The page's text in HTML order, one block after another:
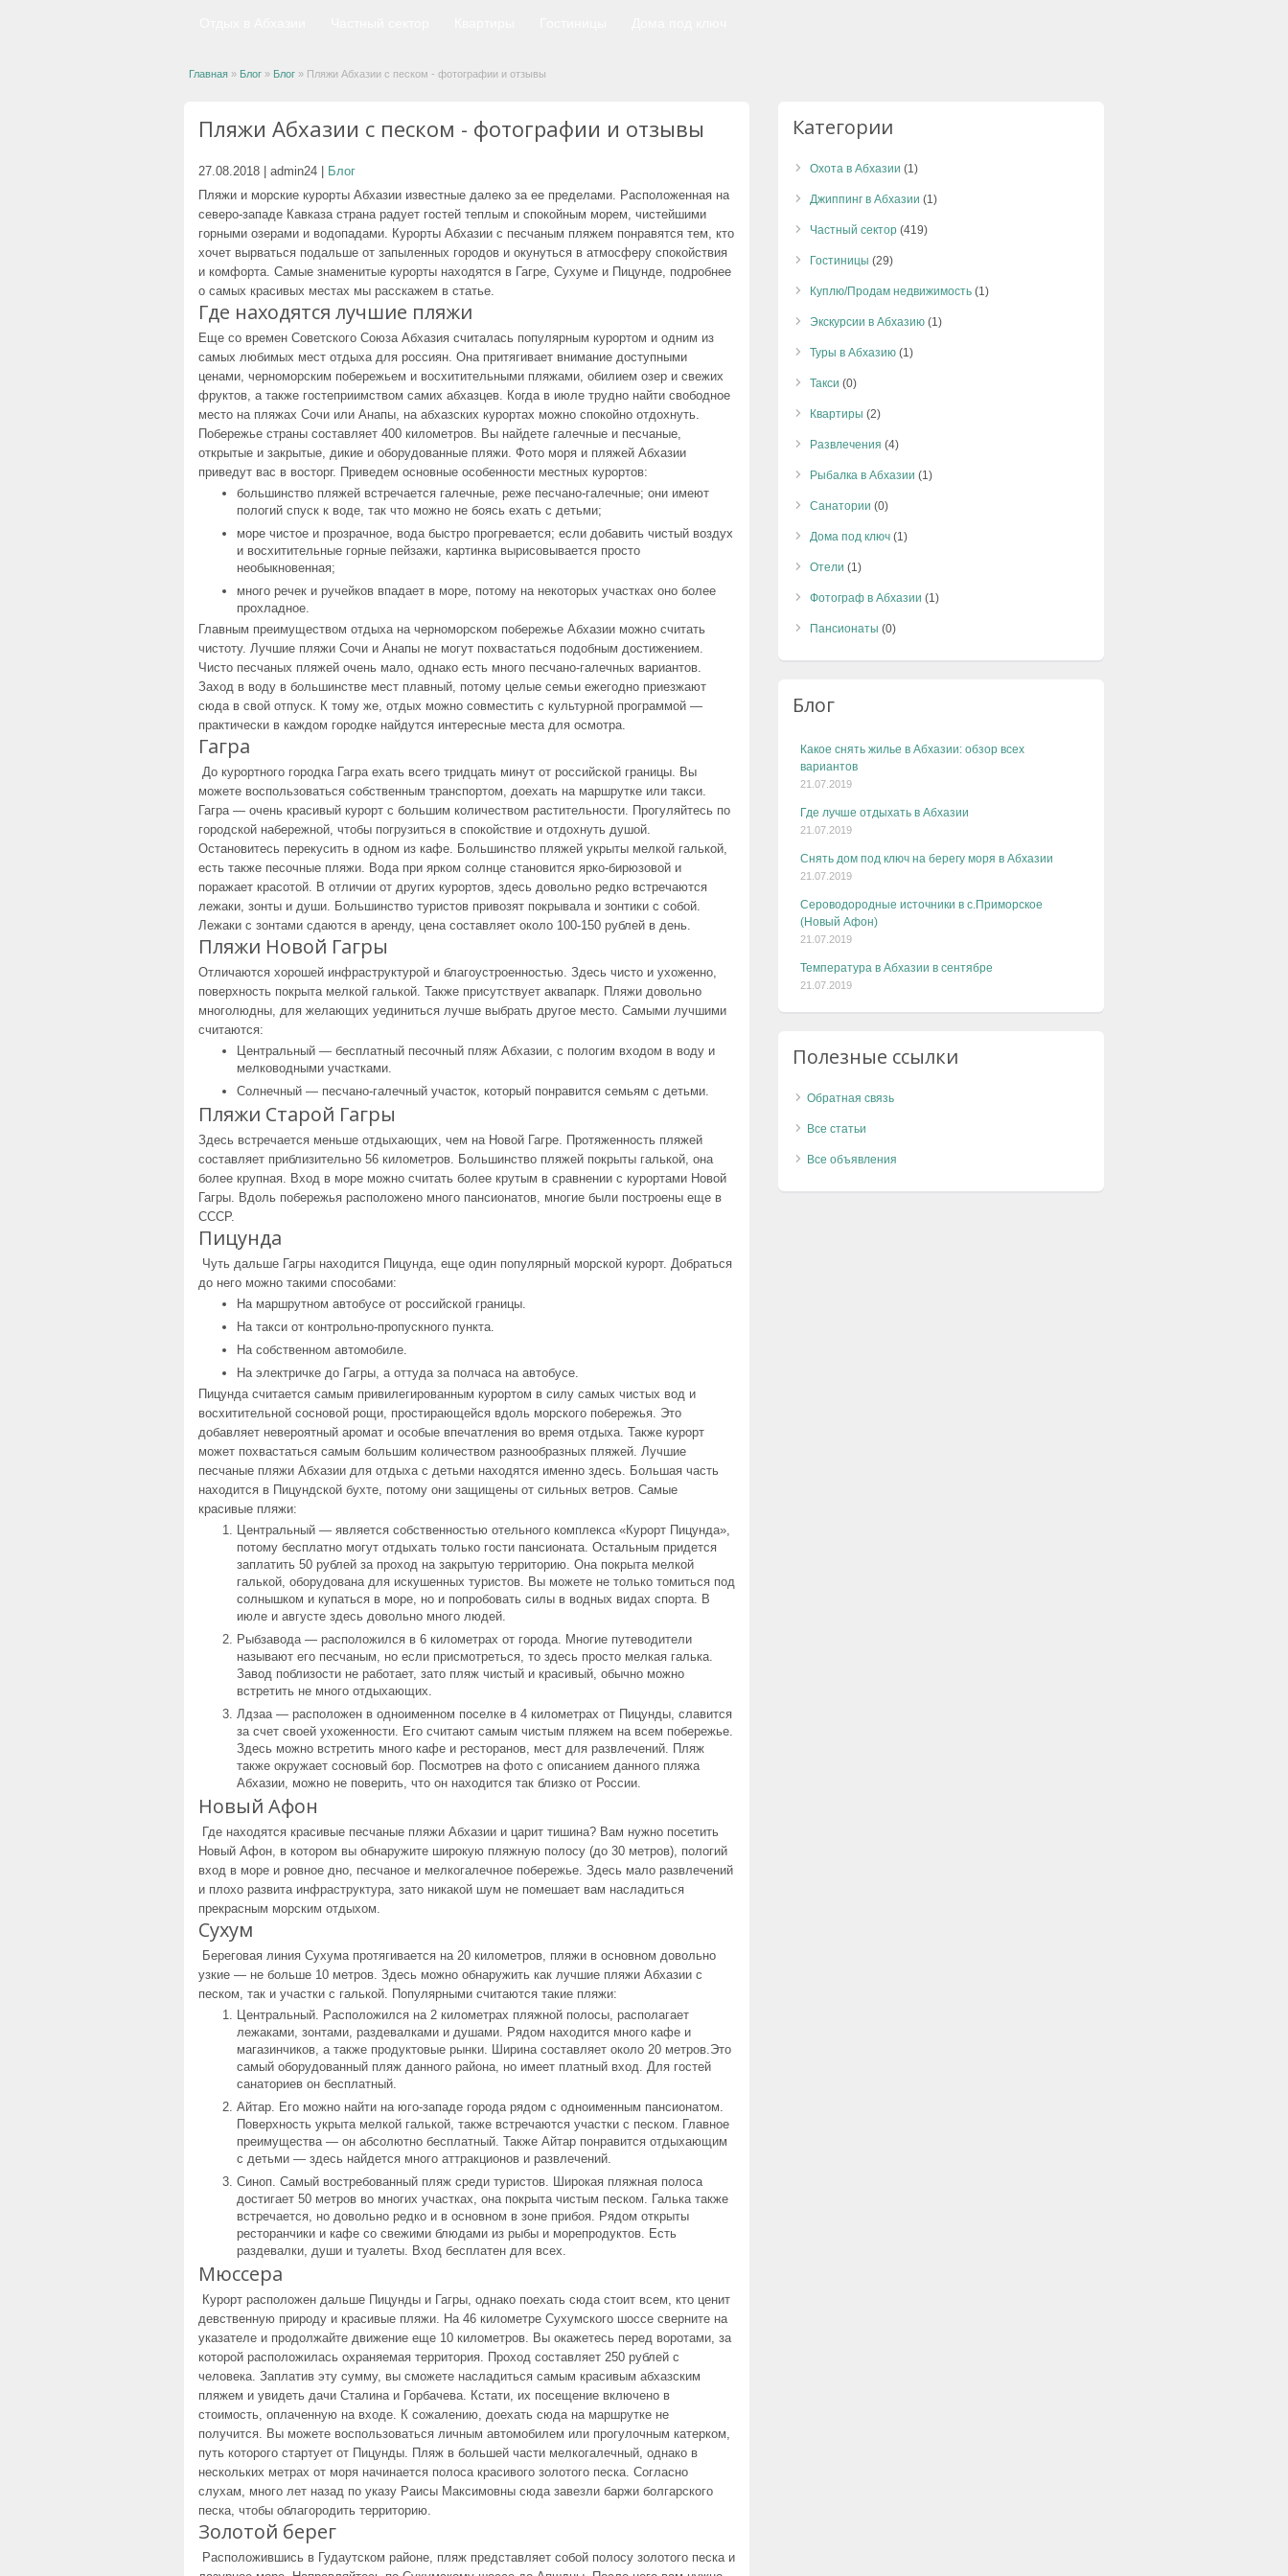
Главная » Блог » Блог » Пляжи Абхазии с песком - фотографии и отзывы
Пляжи Абхазии с песком - фотографии и отзывы
27.08.2018 admin24
Блог
Пляжи и морские курорты Абхазии известные далеко за ее пределами. Расположенная на
северо-западе Кавказа страна радует гостей теплым и спокойным морем, чистейшими
горными озерами и водопадами. Курорты Абхазии с песчаным пляжем понравятся тем, кто
хочет вырваться подальше от запыленных городов и окунуться в атмосферу спокойствия
и комфорта. Самые знаменитые курорты находятся в Гагре, Сухуме и Пицунде, подробнее
о самых красивых местах мы расскажем в статье.
Где находятся лучшие пляжи
Еще со времен Советского Союза Абхазия считалась популярным курортом и одним из
самых любимых мест отдыха для россиян. Она притягивает внимание доступными
ценами, черноморским побережьем и восхитительными пляжами, обилием озер и свежих
фруктов, а также гостеприимством самих абхазцев. Когда в июле трудно найти свободное
место на пляжах Сочи или Анапы, на абхазских курортах можно спокойно отдохнуть.
Побережье страны составляет 400 километров. Вы найдете галечные и песчаные,
открытые и закрытые, дикие и оборудованные пляжи. Фото моря и пляжей Абхазии
приведут вас в восторг. Приведем основные особенности местных курортов:
большинство пляжей встречается галечные, реже песчано-галечные; они имеют
пологий спуск к воде, так что можно не боясь ехать с детьми;
море чистое и прозрачное, вода быстро прогревается; если добавить чистый воздух
и восхитительные горные пейзажи, картинка вырисовывается просто
необыкновенная;
много речек и ручейков впадает в море, потому на некоторых участках оно более
прохладное.
Главным преимуществом отдыха на черноморском побережье Абхазии можно считать
чистоту. Лучшие пляжи Сочи и Анапы не могут похвастаться подобным достижением.
Чисто песчаных пляжей очень мало, однако есть много песчано-галечных вариантов.
Заход в воду в большинстве мест плавный, потому целые семьи ежегодно приезжают
сюда в свой отпуск. К тому же, отдых можно совместить с культурной программой —
практически в каждом городке найдутся интересные места для осмотра.
Гагра
До курортного городка Гагра ехать всего тридцать минут от российской границы. Вы
можете воспользоваться собственным транспортом, доехать на маршрутке или такси.
Гагра — очень красивый курорт с большим количеством растительности. Прогуляйтесь по
городской набережной, чтобы погрузиться в спокойствие и отдохнуть душой.
Остановитесь перекусить в одном из кафе. Большинство пляжей укрыты мелкой галькой,
есть также песочные пляжи. Вода при ярком солнце становится ярко-бирюзовой и
поражает красотой. В отличии от других курортов, здесь довольно редко встречаются
лежаки, зонты и души. Большинство туристов привозят покрывала и зонтики с собой.
Лежаки с зонтами сдаются в аренду, цена составляет около 100-150 рублей в день.
Пляжи Новой Гагры
Отличаются хорошей инфраструктурой и благоустроенностью. Здесь чисто и ухоженно,
поверхность покрыта мелкой галькой. Также присутствует аквапарк. Пляжи довольно
многолюдны, для желающих уединиться лучше выбрать другое место. Самыми лучшими
считаются:
Центральный — бесплатный песочный пляж Абхазии, с пологим входом в воду и
мелководными участками.
Солнечный — песчано-галечный участок, который понравится семьям с детьми.
Пляжи Старой Гагры
Здесь встречается меньше отдыхающих, чем на Новой Гагре. Протяженность пляжей
составляет приблизительно 56 километров. Большинство пляжей покрыты галькой, она
более крупная. Вход в море можно считать более крутым в сравнении с курортами Новой
Гагры. Вдоль побережья расположено много пансионатов, многие были построены еще в
СССР.
Пицунда
Чуть дальше Гагры находится Пицунда, еще один популярный морской курорт. Добраться
до него можно такими способами:
На маршрутном автобусе от российской границы.
На такси от контрольно-пропускного пункта.
На собственном автомобиле.
На электричке до Гагры, а оттуда за полчаса на автобусе.
Пицунда считается самым привилегированным курортом в силу самых чистых вод и
восхитительной сосновой рощи, простирающейся вдоль морского побережья. Это
добавляет невероятный аромат и особые впечатления во время отдыха. Также курорт
может похвастаться самым большим количеством разнообразных пляжей. Лучшие
песчаные пляжи Абхазии для отдыха с детьми находятся именно здесь. Большая часть
находится в Пицундской бухте, потому они защищены от сильных ветров. Самые
красивые пляжи:
Центральный — является собственностью отельного комплекса «Курорт Пицунда»,
потому бесплатно могут отдыхать только гости пансионата. Остальным придется
заплатить 50 рублей за проход на закрытую территорию. Она покрыта мелкой
галькой, оборудована для искушенных туристов. Вы можете не только томиться под
солнышком и купаться в море, но и попробовать силы в водных видах спорта. В
июле и августе здесь довольно много людей.
Рыбзавода — расположился в 6 километрах от города. Многие путеводители
называют его песчаным, но если присмотреться, то здесь просто мелкая галька.
Завод поблизости не работает, зато пляж чистый и красивый, обычно можно
встретить не много отдыхающих.
Лдзаа — расположен в одноименном поселке в 4 километрах от Пицунды, славится
за счет своей ухоженности. Его считают самым чистым пляжем на всем побережье.
Здесь можно встретить много кафе и ресторанов, мест для развлечений. Пляж
также окружает сосновый бор. Посмотрев на фото с описанием данного пляжа
Абхазии, можно не поверить, что он находится так близко от России.
Новый Афон
Где находятся красивые песчаные пляжи Абхазии и царит тишина? Вам нужно посетить
Новый Афон, в котором вы обнаружите широкую пляжную полосу (до 30 метров), пологий
вход в море и ровное дно, песчаное и мелкогалечное побережье. Здесь мало развлечений
и плохо развита инфраструктура, зато никакой шум не помешает вам насладиться
прекрасным морским отдыхом.
Сухум
Береговая линия Сухума протягивается на 20 километров, пляжи в основном довольно
узкие — не больше 10 метров. Здесь можно обнаружить как лучшие пляжи Абхазии с
песком, так и участки с галькой. Популярными считаются такие пляжи:
Центральный. Расположился на 2 километрах пляжной полосы, располагает
лежаками, зонтами, раздевалками и душами. Рядом находится много кафе и
магазинчиков, а также продуктовые рынки. Ширина составляет около 20 метров.Это
самый оборудованный пляж данного района, но имеет платный вход. Для гостей
санаториев он бесплатный.
Айтар. Его можно найти на юго-западе города рядом с одноименным пансионатом.
Поверхность укрыта мелкой галькой, также встречаются участки с песком. Главное
преимущества — он абсолютно бесплатный. Также Айтар понравится отдыхающим
с детьми — здесь найдется много аттракционов и развлечений.
Синоп. Самый востребованный пляж среди туристов. Широкая пляжная полоса
достигает 50 метров во многих участках, она покрыта чистым песком. Галька также
встречается, но довольно редко и в основном в зоне прибоя. Рядом открыты
ресторанчики и кафе со свежими блюдами из рыбы и морепродуктов. Есть
раздевалки, души и туалеты. Вход бесплатен для всех.
Мюссера
Курорт расположен дальше Пицунды и Гагры, однако поехать сюда стоит всем, кто ценит
девственную природу и красивые пляжи. На 46 километре Сухумского шоссе сверните на
указателе и продолжайте движение еще 10 километров. Вы окажетесь перед воротами, за
которой расположилась охраняемая территория. Проход составляет 250 рублей с
человека. Заплатив эту сумму, вы сможете насладиться самым красивым абхазским
пляжем и увидеть дачи Сталина и Горбачева. Кстати, их посещение включено в
стоимость, оплаченную на входе. К сожалению, доехать сюда на маршрутке не
получится. Вы можете воспользоваться личным автомобилем или прогулочным катерком,
путь которого стартует от Пицунды. Пляж в большей части мелкогалечный, однако в
нескольких метрах от моря начинается полоса красивого золотого песка. Согласно
слухам, много лет назад по указу Раисы Максимовны сюда завезли баржи болгарского
песка, чтобы облагородить территорию.
Золотой берег
Расположившись в Гудаутском районе, пляж представляет собой полосу золотого песка и
Категории
Охота в Абхазии (1)
Джиппинг в Абхазии (1)
Частный сектор (419)
Гостиницы (29)
Куплю/Продам недвижимость (1)
Экскурсии в Абхазию (1)
Туры в Абхазию (1)
Такси (0)
Квартиры (2)
Развлечения (4)
Рыбалка в Абхазии (1)
Санатории (0)
Дома под ключ (1)
Отели (1)
Фотограф в Абхазии (1)
Пансионаты (0)
Блог
Какое снять жилье в Абхазии: обзор всех
вариантов
21.07.2019
Где лучше отдыхать в Абхазии
21.07.2019
Снять дом под ключ на берегу моря в Абхазии
21.07.2019
Сероводородные источники в с.Приморское
(Новый Афон)
21.07.2019
Температура в Абхазии в сентябре
21.07.2019
Полезные ссылки
Обратная связь
Все статьи
Все объявления